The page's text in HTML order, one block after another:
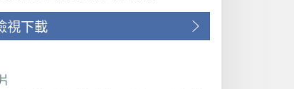
視下載